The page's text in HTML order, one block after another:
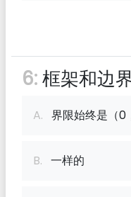
6:框架和边
A. 界限始终是（0
B. 一样的